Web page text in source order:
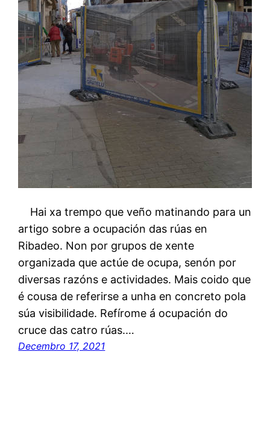
Hai xa trempo que veño matinando para un
artigo sobre a ocupación das rúas en
Ribadeo. Non por grupos de xente
organizada que actúe de ocupa, senón por
diversas razóns e actividades. Mais coido que
é cousa de referirse a unha en concreto pola
súa visibilidade. Refírome á ocupación do
cruce das catro rúas.…
Decembro 17, 2021